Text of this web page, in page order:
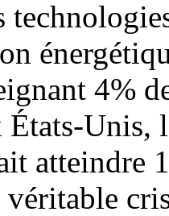
4%
États-Unis,
atteindre